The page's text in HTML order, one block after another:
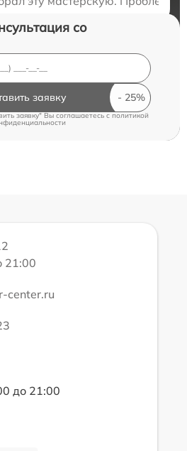
со
заявку
заявку" Вы соглашаетесь cполитикой
21:00
center.ru
до 21:00